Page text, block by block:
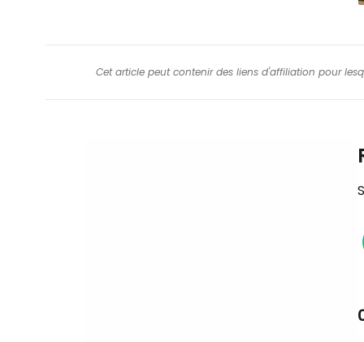
Cet article peut contenir des liens d'affiliation pour